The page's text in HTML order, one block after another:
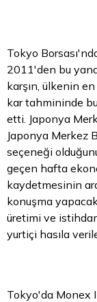
Tokyo
2011'den bu
karşın, ülkenin
kar tahmininde
etti. Japonya
Japonya Merkez
seçeneği
geçen hafta
kaydetmesinin
konuşma
üretimi ve
yurtiçi hasıla
Tokyo'da Monex